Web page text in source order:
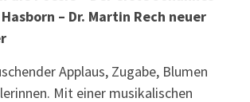
– Dr. Martin Rech neuer
Applaus, Zugabe, Blumen
Mit einer musikalischen